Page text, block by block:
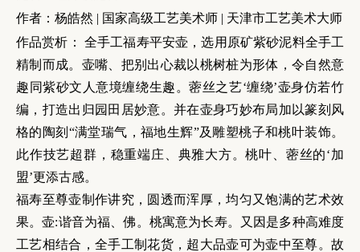
作者：杨皓然 | 国家高级工艺美术师 | 天津市工艺美术大师
作品赏析： 全手工福寿平安壶，选用原矿紫砂泥料全手工
精制而成。壶嘴、把别出心裁以桃树桩为形体，令自然意
趣同紫砂文人意境缠绕生趣。蔤丝之艺‘缠绕’壶身仿若竹
编，打造出归园田居妙意。并在壶身巧妙布局加以篆刻风
格的陶刻“满堂瑞气，福地生辉”及雕塑桃子和桃叶装饰。
此作技艺超群，稳重端庄、典雅大方。桃叶、蔤丝的‘加
盟’更添古感。
福寿至尊壶制作讲究，圆透而浑厚，均匀又饱满的艺术效
果。壶:谐音为福、佛。桃寓意为长寿。又因是多种高难度
工艺相结合，全手工制花货，超大品壶可为壶中至尊。故